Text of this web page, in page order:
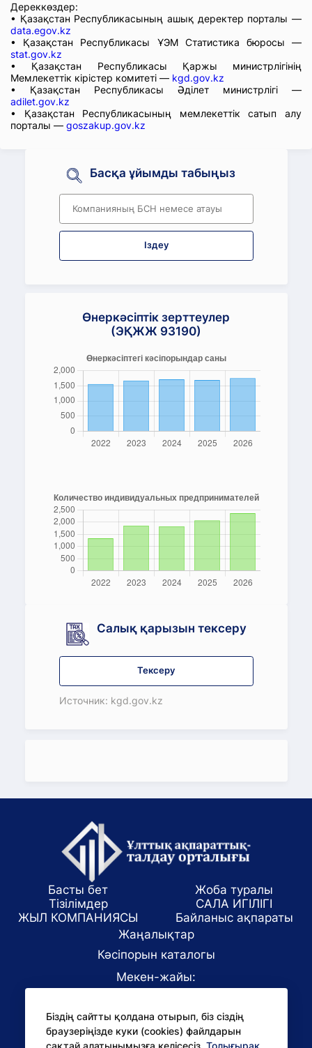
Дереккөздер:
• Қазақстан Республикасының ашық деректер порталы —
data.egov.kz
• Қазақстан Республикасы ҰЭМ Статистика бюросы —
stat.gov.kz
• Қазақстан Республикасы Қаржы министрлігінің
Мемлекеттік кірістер комитеті — kgd.gov.kz
• Қазақстан Республикасы Әділет министрлігі —
adilet.gov.kz
• Қазақстан Республикасының мемлекеттік сатып алу
порталы — goszakup.gov.kz
Басқа ұйымды табыңыз
Іздеу
Өнеркәсіптік зерттеулер
(ЭҚЖЖ 93190)
Салық қарызын тексеру
Тексеру
Источник: kgd.gov.kz
Біздің сайтты қолдана отырып, біз сіздің
браузеріңізде куки (cookies) файлдарын
Басты бет
Жоба туралы
Тізілімдер
САЛА ИГІЛІГІ
ЖЫЛ КОМПАНИЯСЫ
Байланыс ақпараты
Жаңалықтар
Кәсіпорын каталогы
Мекен-жайы:
E-mail:
office@niac.kz